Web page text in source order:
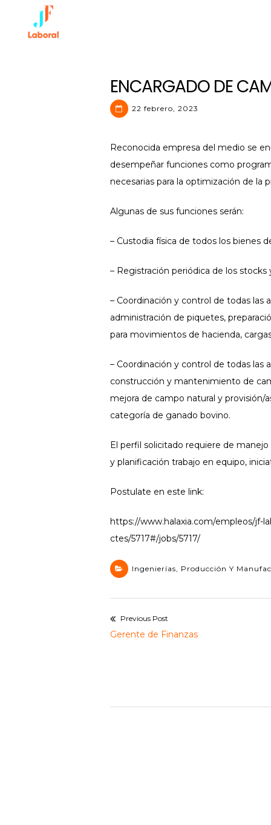
content
ENCARGADO DE
22 febrero, 2023
Reconocida empresa del medio se
desempeñar funciones como
necesarias para la optimización de la
Algunas de sus funciones serán:
– Custodia física de todos los bienes
– Registración periódica de los
– Coordinación y control de todas las
administración de piquetes,
para movimientos de hacienda,
– Coordinación y control de todas las
construcción y mantenimiento de
mejora de campo natural y provisión/
categoría de ganado bovino.
El perfil solicitado requiere de
y planificación trabajo en equipo,
Postulate en este link:
https://www.halaxia.com/empleos/jf-
ctes/5717#/jobs/5717/
Ingenierías, Producción Y
Navegación
Previous Post
Previous
Gerente de Finanzas